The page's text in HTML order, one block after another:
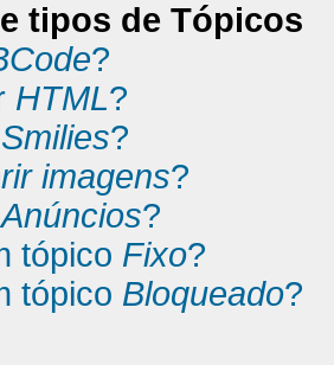
tipos de Tópicos
?
HTML?
Smilies?
imagens?
Anúncios?
tópico Fixo?
tópico Bloqueado?